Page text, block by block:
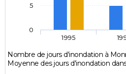
Nombre de jours d'inondation à
Moyenne des jours d'inondation
1995
0
5